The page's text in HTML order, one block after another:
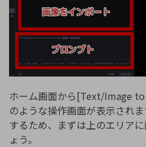
ホーム画面から[Text/Image
のような操作画面が表示され
するため、まずは上のエリア
ょう。